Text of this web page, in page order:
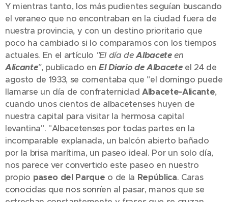
Y mientras tanto, los más pudientes seguían buscando
el veraneo que no encontraban en la ciudad fuera de
nuestra provincia, y con un destino prioritario que
poco ha cambiado si lo comparamos con los tiempos
actuales. En el artículo "El día deAlbaceteen
Alicante", publicado enEl Diario de Albaceteel 24 de
agosto de 1933, se comentaba que "el domingo puede
llamarse un día de confraternidad Albacete-Alicante,
cuando unos cientos de albacetenses huyen de
nuestra capital para visitar la hermosa capital
levantina". "Albacetenses por todas partes en la
incomparable explanada, un balcón abierto bañado
por la brisa marítima, un paseo ideal. Por un solo día,
nos parece ver convertido este paseo en nuestro
propio paseo del Parque o de la República. Caras
conocidas que nos sonríen al pasar, manos que se